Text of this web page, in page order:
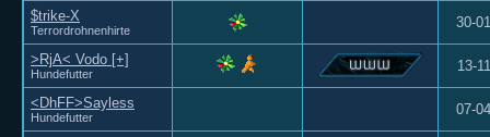
$trike-X
Terrordrohnenhirte 30-
>RjA< Vodo [+]
Hundefutter 13-
<DhFF>Sayless
Hundefutter 07-